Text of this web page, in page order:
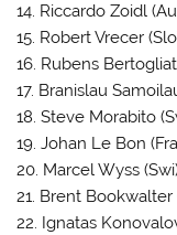
14. Riccardo Zoidl
15. Robert Vrecer
16. Rubens
17. Branislau
18. Steve Morabito
19. Johan Le Bon
20. Marcel Wyss
21. Brent Bookwalter
22. Ignatas